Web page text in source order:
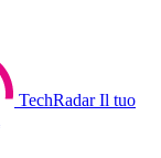
TechRadar Il tuo